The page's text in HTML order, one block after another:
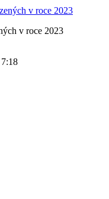
v roce 2023